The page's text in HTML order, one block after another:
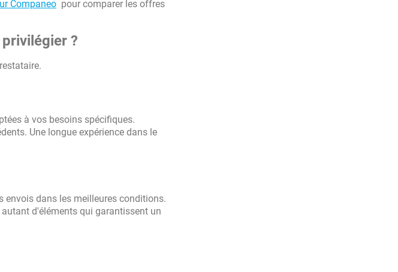
Companeo pour comparer les offres
?
à vos besoins spécifiques.
Une longue expérience dans le
envois dans les meilleures conditions.
d'éléments qui garantissent un